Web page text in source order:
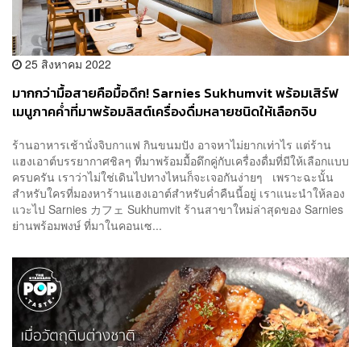
25 สิงหาคม 2022
มากกว่ามื้อสายคือมื้อดึก! Sarnies Sukhumvit พร้อมเสิร์ฟ
เมนูภาคค่ำที่มาพร้อมลิสต์เครื่องดื่มหลายชนิดให้เลือกจิบ
ร้านอาหารเช้านั่งจิบกาแฟ กินขนมปัง อาจหาไม่ยากเท่าไร แต่ร้าน
แฮงเอาต์บรรยากาศชิลๆ ที่มาพร้อมมื้อดึกคู่กับเครื่องดื่มที่มีให้เลือกแบบ
ครบครัน เราว่าไม่ใช่เดินไปทางไหนก็จะเจอกันง่ายๆ เพราะฉะนั้น
สำหรับใครที่มองหาร้านแฮงเอาต์สำหรับค่ำคืนนี้อยู่ เราแนะนำให้ลอง
แวะไป Sarnies カフェ Sukhumvit ร้านสาขาใหม่ล่าสุดของ Sarnies
ย่านพร้อมพงษ์ ที่มาในคอนเซ...